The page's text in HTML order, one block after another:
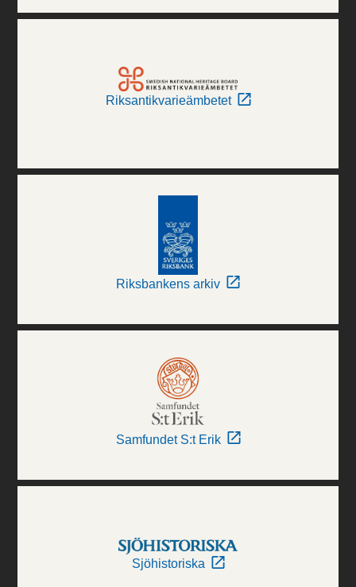
Riksantikvarieämbetet
Riksbankens arkiv
Samfundet S:t Erik
Sjöhistoriska